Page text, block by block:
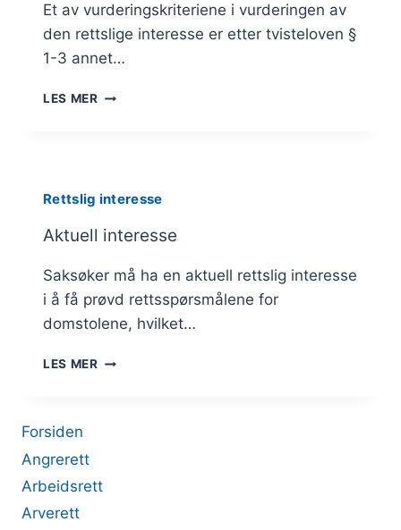
Et av vurderingskriteriene i vurderingen av
den rettslige interesse er etter tvisteloven §
1-3 annet…
LES MERTILKNYTNINGSKRAVET
Rettslig interesse
Aktuell interesse
Saksøker må ha en aktuell rettslig interesse
i å få prøvd rettsspørsmålene for
domstolene, hvilket…
LES MERAKTUELL
Forsiden
Angrerett
Arbeidsrett
Arverett